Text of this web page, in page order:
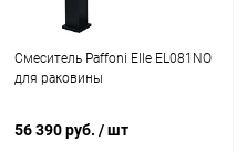
Смеситель Paffoni Elle EL081NO
для раковины
56 390 руб. / шт